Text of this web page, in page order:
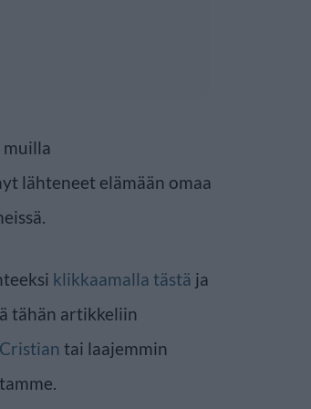
lähteneet elämään omaa
klikkaamalla tästä ja
tähän artikkeliin
tai laajemmin